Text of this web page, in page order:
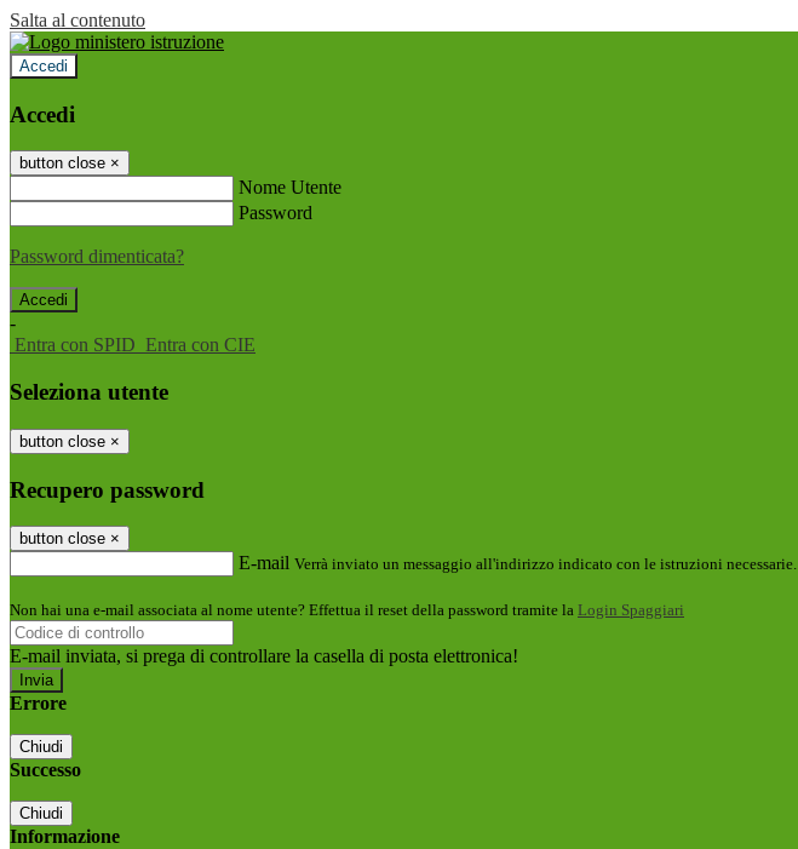
Salta al contenuto
Accedi
Accedi
button close ×
Nome Utente
Password
Password dimenticata?
-
Entra con SPID Entra con CIE
Seleziona utente
button close ×
Recupero password
button close ×
E-mail Verrà inviato un messaggio all'indirizzo indicato con le istruzioni necessarie.
Non hai una e-mail associata al nome utente? Effettua il reset della password tramite la Login Spaggiari
E-mail inviata, si prega di controllare la casella di posta elettronica!
Errore
Chiudi
Successo
Chiudi
Informazione